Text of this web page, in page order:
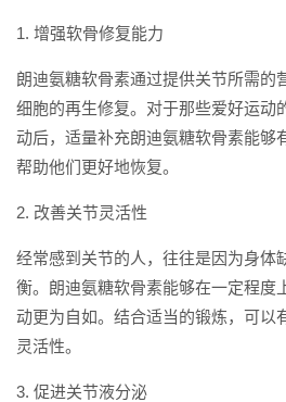
1. 增强软骨修复能力
朗迪氨糖软骨素通过提供关节所需的
细胞的再生修复。对于那些爱好运动
动后，适量补充朗迪氨糖软骨素能够
帮助他们更好地恢复。
2. 改善关节灵活性
经常感到关节的人，往往是因为身体
衡。朗迪氨糖软骨素能够在一定程度
动更为自如。结合适当的锻炼，可以
灵活性。
3. 促进关节液分泌